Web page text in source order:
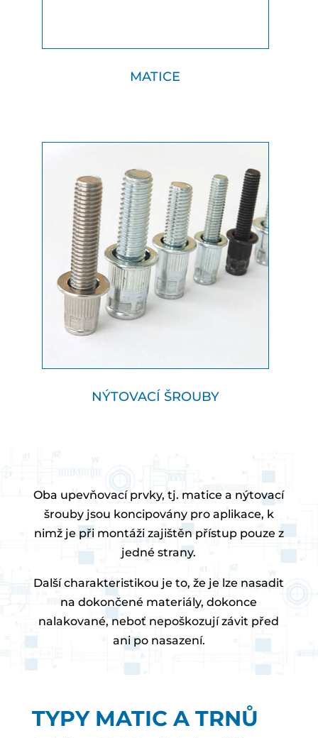
MATICE
NÝTOVACÍ ŠROUBY
Oba upevňovací prvky, tj. matice a nýtovací
šrouby jsou koncipovány pro aplikace, k
nimž je při montáži zajištěn přístup pouze z
jedné strany.
Další charakteristikou je to, že je lze nasadit
na dokončené materiály, dokonce
nalakované, neboť nepoškozují závit před
ani po nasazení.
TYPY MATIC A TRNŮ